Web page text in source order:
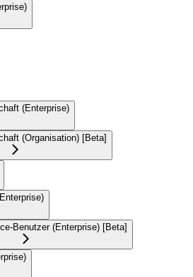
(Enterprise)
(Organisation) [Beta]
Benutzer (Enterprise) [Beta]